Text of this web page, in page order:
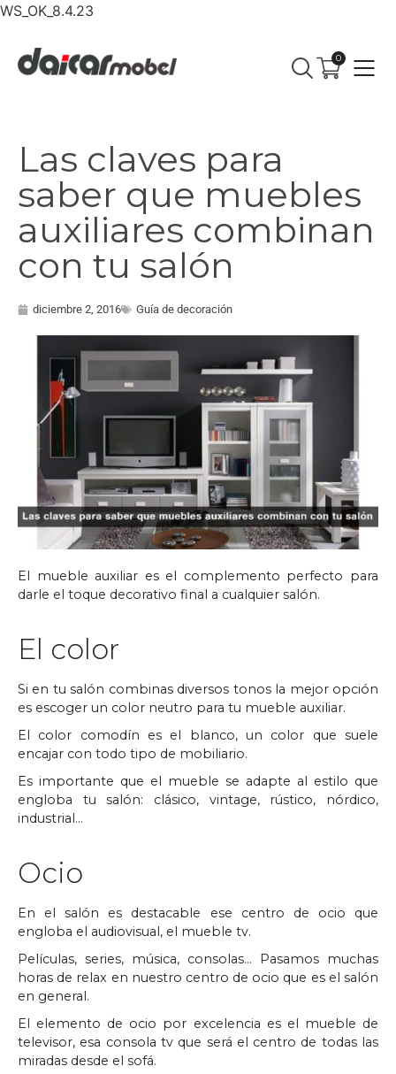
WS_OK_8.4.23
0
Las claves para
saber que muebles
auxiliares combinan
con tu salón
diciembre 2, 2016 Guía de decoración
El mueble auxiliar es el complemento perfecto para
darle el toque decorativo final a cualquier salón.
El color
Si en tu salón combinas diversos tonos la mejor opción
es escoger un color neutro para tu mueble auxiliar.
El color comodín es el blanco, un color que suele
encajar con todo tipo de mobiliario.
Es importante que el mueble se adapte al estilo que
engloba tu salón: clásico, vintage, rústico, nórdico,
industrial…
Ocio
En el salón es destacable ese centro de ocio que
engloba el audiovisual, el mueble tv.
Películas, series, música, consolas… Pasamos muchas
horas de relax en nuestro centro de ocio que es el salón
en general.
El elemento de ocio por excelencia es el mueble de
televisor, esa consola tv que será el centro de todas las
miradas desde el sofá.